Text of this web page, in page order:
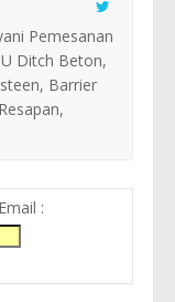
Pemesanan
Ditch Beton,
Barrier
: